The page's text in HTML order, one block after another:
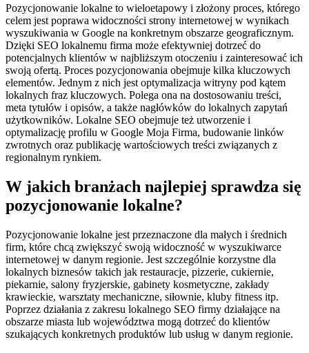
Pozycjonowanie lokalne to wieloetapowy i złożony proces, którego
celem jest poprawa widoczności strony internetowej w wynikach
wyszukiwania w Google na konkretnym obszarze geograficznym.
Dzięki SEO lokalnemu firma może efektywniej dotrzeć do
potencjalnych klientów w najbliższym otoczeniu i zainteresować ich
swoją ofertą. Proces pozycjonowania obejmuje kilka kluczowych
elementów. Jednym z nich jest optymalizacja witryny pod kątem
lokalnych fraz kluczowych. Polega ona na dostosowaniu treści,
meta tytułów i opisów, a także nagłówków do lokalnych zapytań
użytkowników. Lokalne SEO obejmuje też utworzenie i
optymalizację profilu w Google Moja Firma, budowanie linków
zwrotnych oraz publikację wartościowych treści związanych z
regionalnym rynkiem.
W jakich branżach najlepiej sprawdza się
pozycjonowanie lokalne?
Pozycjonowanie lokalne jest przeznaczone dla małych i średnich
firm, które chcą zwiększyć swoją widoczność w wyszukiwarce
internetowej w danym regionie. Jest szczególnie korzystne dla
lokalnych biznesów takich jak restauracje, pizzerie, cukiernie,
piekarnie, salony fryzjerskie, gabinety kosmetyczne, zakłady
krawieckie, warsztaty mechaniczne, siłownie, kluby fitness itp.
Poprzez działania z zakresu lokalnego SEO firmy działające na
obszarze miasta lub województwa mogą dotrzeć do klientów
szukających konkretnych produktów lub usług w danym regionie.